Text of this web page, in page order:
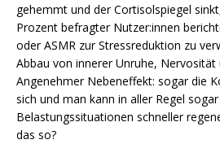
gehemmt und der Cortisolspiegel
Prozent befragter Nutzer:innen
oder ASMR zur Stressreduktion zu
Abbau von innerer Unruhe, Nervosität
Angenehmer Nebeneffekt: sogar die
sich und man kann in aller Regel
Belastungssituationen schneller
das so?